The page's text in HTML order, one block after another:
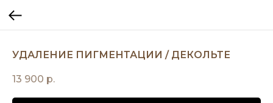
УДАЛЕНИЕ ПИГМЕНТАЦИИ / ДЕКОЛЬТЕ
13 900 р.